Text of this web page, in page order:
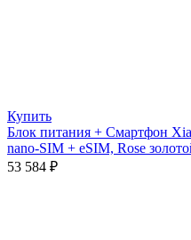
Купить
Блок питания + Смартфон
nano-SIM + eSIM, Rose
53 584 ₽